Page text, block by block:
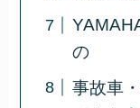
の
事故車